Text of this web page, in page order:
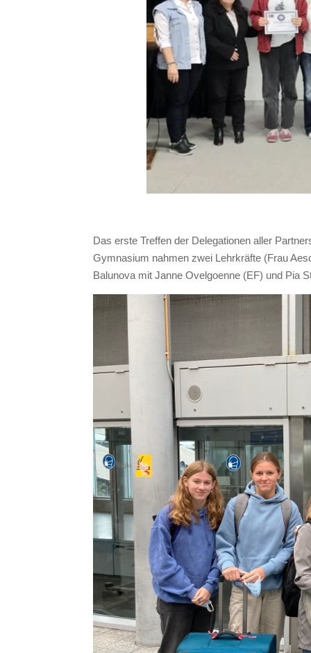
Das erste Treffen der Delegationen aller
Gymnasium nahmen zwei Lehrkräfte (Frau
Balunova mit Janne Ovelgoenne (EF) und Pia